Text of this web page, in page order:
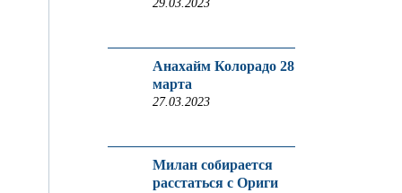
29.03.2023
Анахайм Колорадо 28
марта
27.03.2023
Милан собирается
расстаться с Ориги